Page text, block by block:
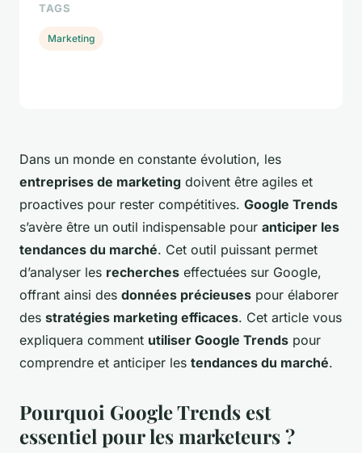
Dans un monde en constante évolution, les
entreprises de marketing doivent être agiles et
proactives pour rester compétitives. Google Trends
s’avère être un outil indispensable pour anticiper les
tendances du marché. Cet outil puissant permet
d’analyser les recherches effectuées sur Google,
offrant ainsi des données précieuses pour élaborer
des stratégies marketing efficaces. Cet article vous
expliquera comment utiliser Google Trends pour
comprendre et anticiper les tendances du marché.
Pourquoi Google Trends est
essentiel pour les marketeurs ?
TAGS
Marketing